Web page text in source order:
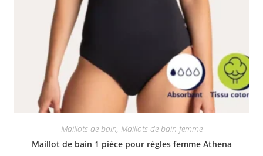
Maillots de bain, Maillots de bain femme
Maillot de bain 1 pièce pour règles femme Athena